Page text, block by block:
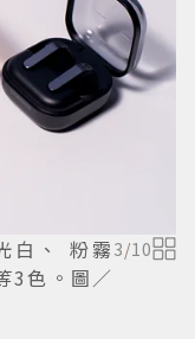
白、 粉霧
3色。圖／
3/10